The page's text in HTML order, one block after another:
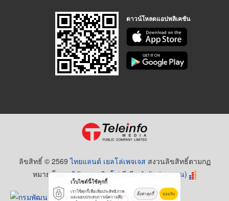
ดาวน์โหลดแอปพลิเคชัน
ลิขสิทธิ์ © 2569ไทยแลนด์ เยลโล่เพจเจส สงวนลิขสิทธิ์ตามกฏ
หมาย โดยบริษัท เทเลอินโฟ มีเดีย จำกัด (มหาชน)
เว็บไซต์นี้ใช้คุกกี้
เราใช้คุกกี้เพื่อเพิ่มประสิทธิภาพ
และมอบประสบการณ์ความพึง
ตั้งค่าคุกกี้ ยอมรับ